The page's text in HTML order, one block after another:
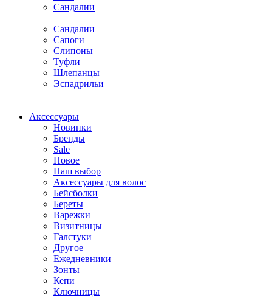
Сандалии
Сандалии
Сапоги
Слипоны
Туфли
Шлепанцы
Эспадрильи
Аксессуары
Новинки
Бренды
Sale
Новое
Наш выбор
Аксессуары для волос
Бейсболки
Береты
Варежки
Визитницы
Галстуки
Другое
Ежедневники
Зонты
Кепи
Ключницы